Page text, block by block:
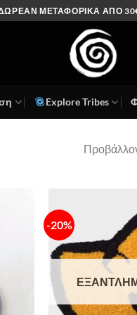
ΜΕΤΑΦΟΡΙΚΑ ΑΠΟ
Explore Tribes
-20%